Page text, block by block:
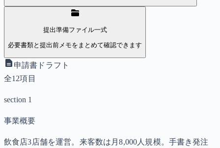
提出準備ファイル一式
必要書類と提出前メモをまとめて確認できます
申請書ドラフト
全12項目
section 1
事業概要
飲食店3店舗を運営。来客数は月8,000人規模。手書き発注